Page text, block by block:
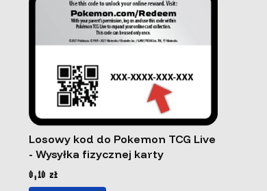
Losowy kod do Pokemon TCG Live
- Wysyłka fizycznej karty
Cena
0,10 zł